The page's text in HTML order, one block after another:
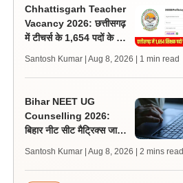
Chhattisgarh Teacher
Vacancy 2026: छत्तीसगढ़
में टीचर्स के 1,654 पदों के लिए
Santosh Kumar | Aug 8, 2026 | 1 min read
Bihar NEET UG
Counselling 2026:
बिहार नीट सीट मैट्रिक्स जारी;
चॉइस फिलिंग 10 अगस्त से
Santosh Kumar | Aug 8, 2026 | 2 mins read